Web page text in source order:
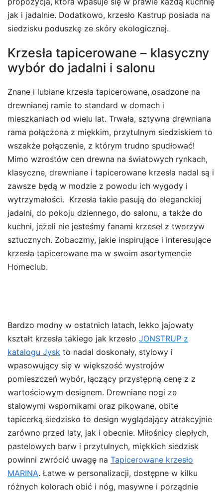
jak i jadalnie. Dodatkowo, krzesło Kastrup posiada na
siedzisku poduszkę ze skóry ekologicznej.
Krzesła tapicerowane – klasyczny
wybór do jadalni i salonu
Znane i lubiane krzesła tapicerowane, osadzone na
drewnianej ramie to standard w domach i
mieszkaniach od wielu lat. Trwała, sztywna drewniana
rama połączona z miękkim, przytulnym siedziskiem to
wszakże połączenie, z którym trudno spudłować!
Mimo wzrostów cen drewna na światowych rynkach,
klasyczne, drewniane i tapicerowane krzesła nadal są i
zawsze będą w modzie z powodu ich wygody i
wytrzymałości. Krzesła takie pasują do eleganckiej
jadalni, do pokoju dziennego, do salonu, a także do
kuchni, jeżeli nie jesteśmy fanami krzeseł z tworzyw
sztucznych. Zobaczmy, jakie inspirujące i interesujące
krzesła tapicerowane ma w swoim asortymencie
Homeclub.
Bardzo modny w ostatnich latach, lekko jajowaty
kształt krzesła takiego jak krzesło JONSTRUP z
katalogu Jysk to nadal doskonały, stylowy i
wpasowujący się w większość wystrojów
pomieszczeń wybór, łączący przystępną cenę z z
wartościowym designem. Drewniane nogi ze
stalowymi wspornikami oraz pikowane, obite
tapicerką siedzisko to design wyglądający atrakcyjnie
zarówno przed laty, jak i obecnie. Miłośnicy ciepłych,
pastelowych barw i przytulnych, miękkich siedzisk
powinni zwrócić uwagę na Tapicerowane krzesło
MARINA. Łatwe w personalizacji, dostępne w kilku
różnych kolorach obić i nóg, masywne i porządnie